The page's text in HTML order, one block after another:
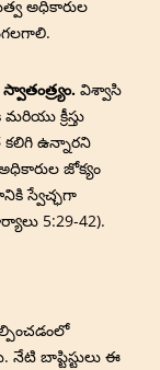
అధికారుల
విశ్వాసి
క్రీస్తు
ఉన్నారని
జోక్యం
స్వేచ్ఛగా
5:29-42).
బాప్టిస్టులు ఈ